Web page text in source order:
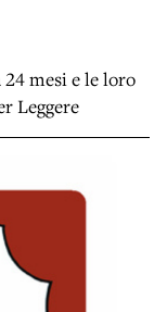
mesi e le loro
Leggere